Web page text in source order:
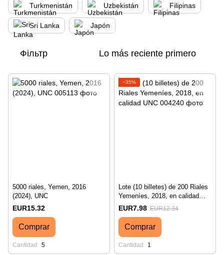
Turkmenistán Uzbekistán Filipinas
Sri Lanka Japón
Фільтр Lo más reciente primero
5000 riales, Yemen, 2016
(2024), UNC
EUR15.32
Comprar
Cantidad 5
−35%
Lote (10 billetes) de 200 Riales
Yemeníes, 2018, en calidad
UNC
EUR7.98 EUR12.34
Comprar
Cantidad 1